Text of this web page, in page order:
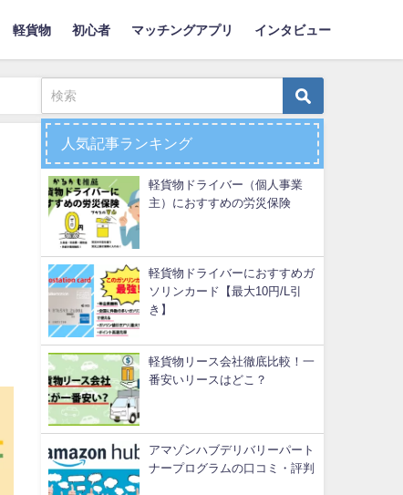
軽貨物 初心者 マッチングアプリ インタビュー
人気記事ランキング
軽貨物ドライバー（個人事業
主）におすすめの労災保険
軽貨物ドライバーにおすすめガ
ソリンカード【最大10円/L引
き】
軽貨物リース会社徹底比較！一
番安いリースはどこ？
アマゾンハブデリバリーパート
ナープログラムの口コミ・評判